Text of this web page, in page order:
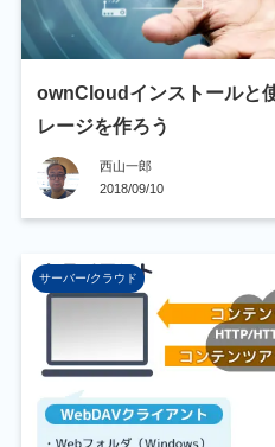
ownCloudインストールと
レージを作ろう
西山一郎
2018/09/10
サーバー/クラウド